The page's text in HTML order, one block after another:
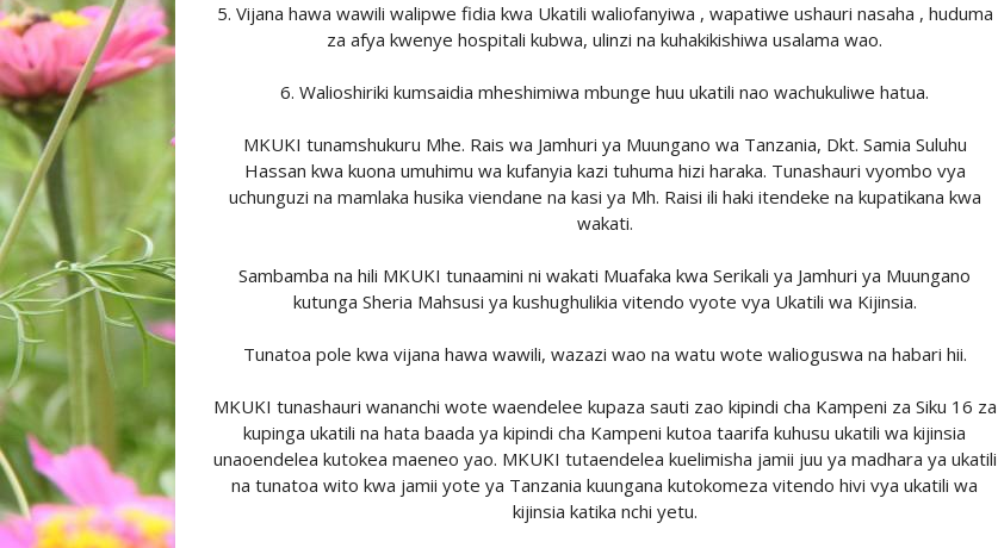
5. Vijana hawa wawili walipwe fidia kwa Ukatili waliofanyiwa , wapatiwe ushauri nasaha , huduma
za afya kwenye hospitali kubwa, ulinzi na kuhakikishiwa usalama wao.
6. Walioshiriki kumsaidia mheshimiwa mbunge huu ukatili nao wachukuliwe hatua.
MKUKI tunamshukuru Mhe. Rais wa Jamhuri ya Muungano wa Tanzania, Dkt. Samia Suluhu
Hassan kwa kuona umuhimu wa kufanyia kazi tuhuma hizi haraka. Tunashauri vyombo vya
uchunguzi na mamlaka husika viendane na kasi ya Mh. Raisi ili haki itendeke na kupatikana kwa
wakati.
Sambamba na hili MKUKI tunaamini ni wakati Muafaka kwa Serikali ya Jamhuri ya Muungano
kutunga Sheria Mahsusi ya kushughulikia vitendo vyote vya Ukatili wa Kijinsia.
Tunatoa pole kwa vijana hawa wawili, wazazi wao na watu wote walioguswa na habari hii.
MKUKI tunashauri wananchi wote waendelee kupaza sauti zao kipindi cha Kampeni za Siku 16 za
kupinga ukatili na hata baada ya kipindi cha Kampeni kutoa taarifa kuhusu ukatili wa kijinsia
unaoendelea kutokea maeneo yao. MKUKI tutaendelea kuelimisha jamii juu ya madhara ya ukatili
na tunatoa wito kwa jamii yote ya Tanzania kuungana kutokomeza vitendo hivi vya ukatili wa
kijinsia katika nchi yetu.